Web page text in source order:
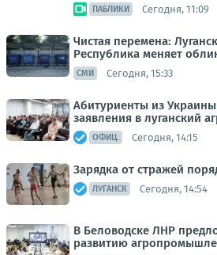
ПАБЛИКИ Сегодня, 11:09
Чистая перемена:
Республика меняет
СМИ Сегодня, 15:33
Абитуриенты из
заявления в луганский
ОФИЦ. Сегодня, 14:15
Зарядка от стражей
ЛУГАНСК Сегодня, 14:54
В Беловодске ЛНР
развитию